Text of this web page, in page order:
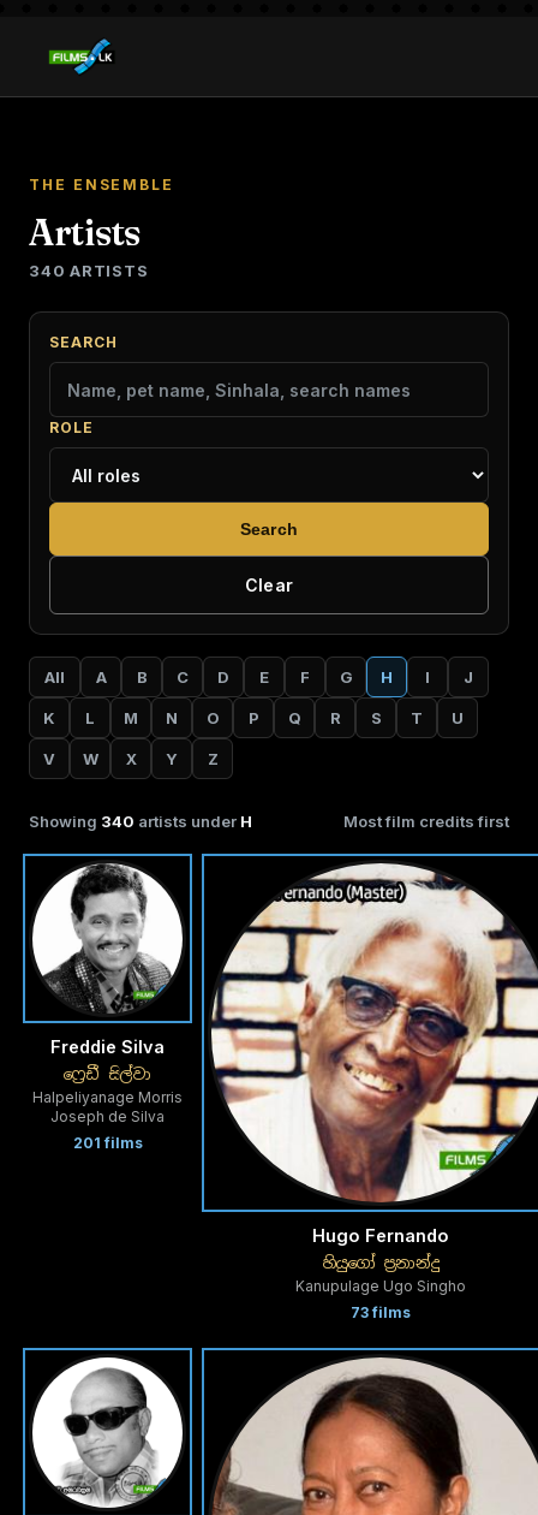
THE ENSEMBLE
Artists
340 ARTISTS
SEARCH
ROLE
Search
Clear
All A B C D E F G H I J
K L M N O P Q R S T U
V W X Y Z
Showing 340 artists under H Most film credits first
Freddie Silva
ෆ්‍රෙඩී සිල්වා
Halpeliyanage Morris
Joseph de Silva
201 films
Hugo Fernando
හියුගෝ ප්‍රනාන්දු
Kanupulage Ugo Singho
73 films